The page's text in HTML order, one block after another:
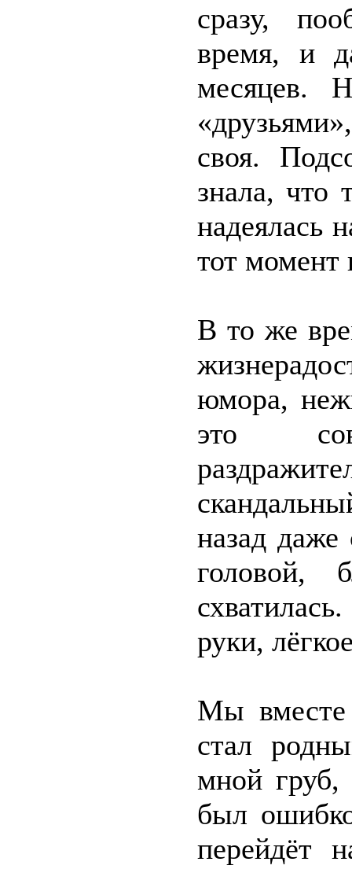
сразу,
время, и
месяцев.
своя.
знала, что
надеялась
тот момент
В то же
юмора,
это
назад даже
головой,
руки,
Мы вместе
стал
мной груб,
был
перейдёт